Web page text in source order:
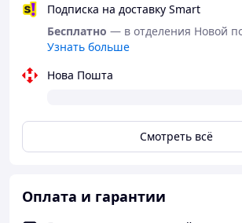
1. Оновлена одинарна пряжка
Уменьшает потерю крови за счет
слабости. Требует меньше оборотов
значительно упрощает и ускоряет
стандартным протоколам.
Увеличенный диаметр обеспечивает
прочность. Специальные рельефные
лучшее сцепление даже в сложных
3. Надежный фиксатор воротка
Продуманная конструкция с
Подписка на доставку Smart
Бесплатно — в отделения Новой
Узнать больше
Нова Пошта
Смотреть всё
Оплата и гарантии